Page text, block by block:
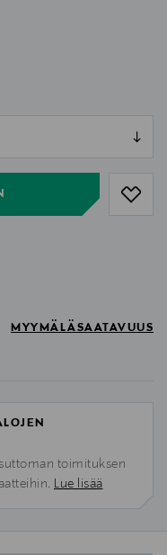
MYYMÄLÄSAATAVUUS
toimituksen
Lue lisää